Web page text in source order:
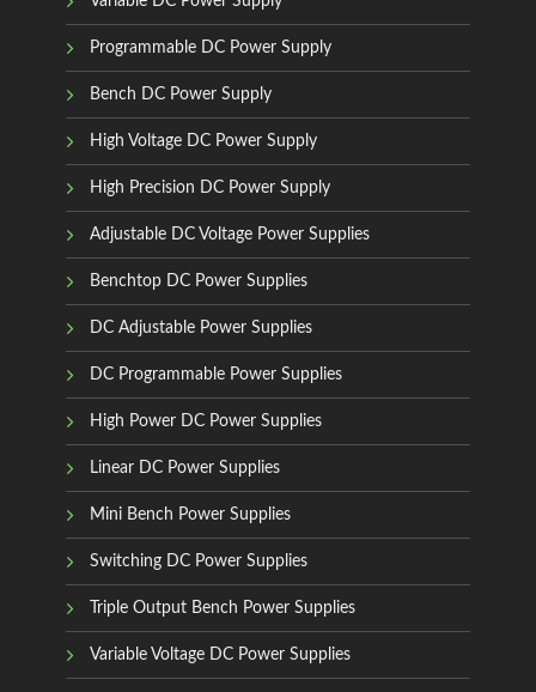
Programmable DC Power Supply
Bench DC Power Supply
High Voltage DC Power Supply
High Precision DC Power Supply
Adjustable DC Voltage Power Supplies
Benchtop DC Power Supplies
DC Adjustable Power Supplies
DC Programmable Power Supplies
High Power DC Power Supplies
Linear DC Power Supplies
Mini Bench Power Supplies
Switching DC Power Supplies
Triple Output Bench Power Supplies
Variable Voltage DC Power Supplies